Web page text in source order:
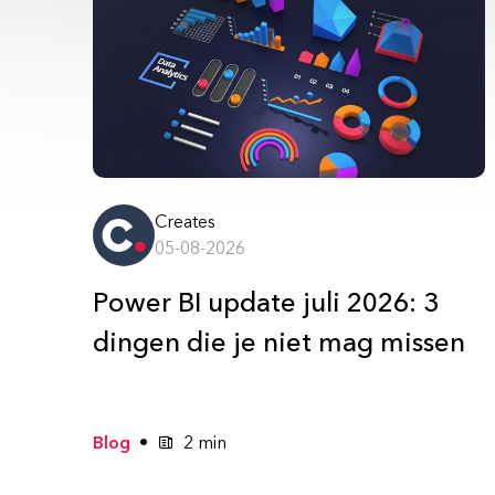
Creates
05-08-2026
Power BI update juli 2026: 3
dingen die je niet mag missen
Blog 2 min